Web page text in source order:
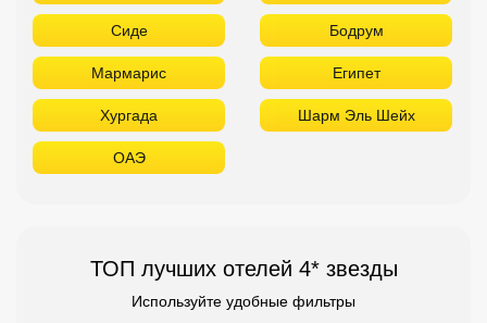
Сиде Бодрум
Мармарис Египет
Хургада Шарм Эль Шейх
ОАЭ
ТОП лучших отелей 4* звезды
Используйте удобные фильтры